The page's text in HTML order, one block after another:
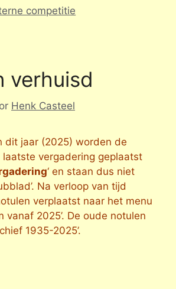
competitie
verhuisd
Henk Casteel
dit jaar (2025) worden de
vergadering geplaatst
‘ en staan dus niet
Na verloop van tijd
verplaatst naar het menu
vanaf 2025’. De oude notulen
1935-2025’.